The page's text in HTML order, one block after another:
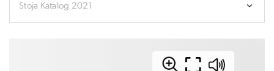
Stoja Katalog 2021